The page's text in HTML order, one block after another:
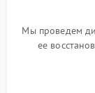
Мы проведем
ее